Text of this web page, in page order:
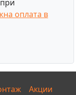
оплата в
Акции